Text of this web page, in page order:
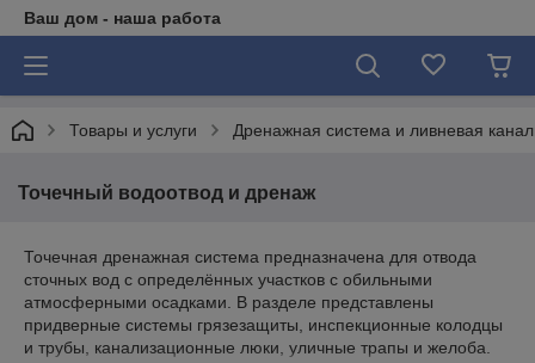
Ваш дом - наша работа
Товары и услуги Дренажная система и ливневая
Точечный водоотвод и дренаж
Точечная дренажная система предназначена для отвода
сточных вод с определённых участков с обильными
атмосферными осадками. В разделе представлены
придверные системы грязезащиты, инспекционные колодцы
и трубы, канализационные люки, уличные трапы и желоба.